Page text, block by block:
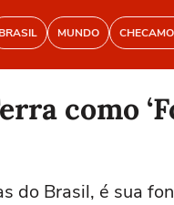
BRASIL MUNDO
como
do Brasil, é sua